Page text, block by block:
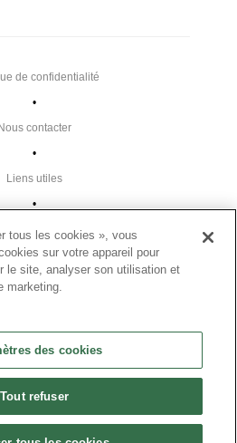
Plan du site
•
Liens utiles
•
Nous contacter
•
de confidentialité
•
CGU
•
des cookies
tous les cookies », vous
sur votre appareil pour
le site, analyser son utilisation et
marketing.
des cookies
Tout refuser